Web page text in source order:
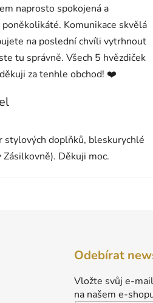
naprosto spokojená a
Komunikace skvělá
na poslední chvíli vytrhnout
tu správně. Všech 5 hvězdiček
za tenhle obchod! ❤️
je 5 z 5 hvězdiček.
stylových doplňků, bleskurychlé
Děkuji moc.
Odebírat
Vložte svůj e-
na našem e-